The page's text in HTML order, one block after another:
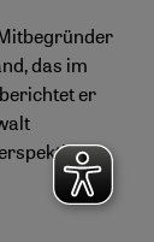
das im
er
zu